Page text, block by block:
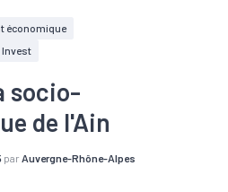
économique
Invest
socio-
de l'Ain
par Auvergne-Rhône-Alpes